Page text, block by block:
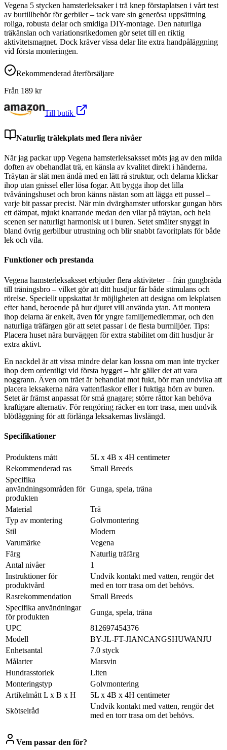
Vegena 5 stycken hamsterleksaker i trä knep förstaplatsen i vårt test
av burtillbehör för gerbiler – tack vare sin generösa uppsättning
roliga, robusta delar och smidiga DIY-montage. Den naturliga
träkänslan och variationsrikedomen gör setet till en riktig
aktivitetsmagnet. Dock kräver vissa delar lite extra handpåläggning
vid första monteringen.
Rekommenderad återförsäljare
Från 189 kr
Till butik
Naturlig trälekplats med flera nivåer
När jag packar upp Vegena hamsterleksaksset möts jag av den milda
doften av obehandlat trä, en känsla av kvalitet direkt i händerna.
Träytan är slät men ändå med en lätt rå struktur, och delarna klickar
ihop utan gnissel eller lösa fogar. Att bygga ihop det lilla
tvåvåningshuset och bron känns nästan som att lägga ett pussel –
varje bit passar precist. När min dvärghamster utforskar gungan hörs
ett dämpat, mjukt knarrande medan den vilar på träytan, och hela
scenen ser naturligt harmonisk ut i buren. Setet smälter snyggt in
bland övrig gerbilbur utrustning och blir snabbt favoritplats för både
lek och vila.
Funktioner och prestanda
Vegena hamsterleksaksset erbjuder flera aktiviteter – från gungbräda
till träningsbro – vilket gör att ditt husdjur får både stimulans och
rörelse. Speciellt uppskattat är möjligheten att designa om lekplatsen
efter hand, beroende på hur djuret vill använda ytan. Att montera
ihop delarna är enkelt, även för yngre familjemedlemmar, och den
naturliga träfärgen gör att setet passar i de flesta burmiljöer. Tips:
Placera huset nära burväggen för extra stabilitet om ditt husdjur är
extra aktivt.
En nackdel är att vissa mindre delar kan lossna om man inte trycker
ihop dem ordentligt vid första bygget – här gäller det att vara
noggrann. Även om träet är behandlat mot fukt, bör man undvika att
placera leksakerna nära vattenflaskor eller i fuktiga hörn av buren.
Setet är främst anpassat för små gnagare; större råttor kan behöva
kraftigare alternativ. För rengöring räcker en torr trasa, men undvik
blötläggning för att förlänga leksakernas livslängd.
Specifikationer
Produktens mått
5L x 4B x 4H centimeter
Rekommenderad ras
Small Breeds
Specifika
användningsområden för
produkten
Gunga, spela, träna
Material
Trä
Typ av montering
Golvmontering
Stil
Modern
Varumärke
Vegena
Färg
Naturlig träfärg
Antal nivåer
1
Instruktioner för
produktvård
Undvik kontakt med vatten, rengör det
med en torr trasa om det behövs.
Rasrekommendation
Small Breeds
Specifika användningar
för produkten
Gunga, spela, träna
UPC
812697454376
Modell
BY-JL-FT-JIANCANGSHUWANJU
Enhetsantal
7.0 styck
Målarter
Marsvin
Hundrasstorlek
Liten
Monteringstyp
Golvmontering
Artikelmått L x B x H
5L x 4B x 4H centimeter
Skötselråd
Undvik kontakt med vatten, rengör det
med en torr trasa om det behövs.
Vem passar den för?